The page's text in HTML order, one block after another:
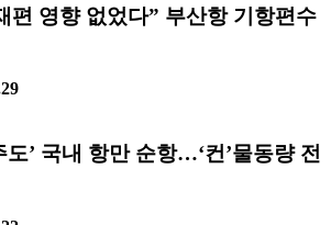
편 영향 없었다” 부산항 기항편수
도’ 국내 항만 순항…‘컨’물동량 전